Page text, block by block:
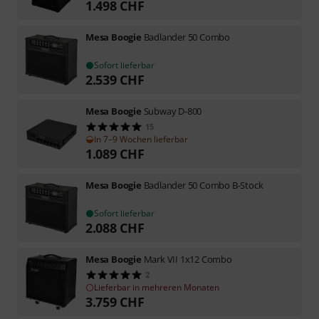
1.498 CHF
Mesa Boogie Badlander 50 Combo
Sofort lieferbar
2.539 CHF
Mesa Boogie Subway D-800
15
In 7–9 Wochen lieferbar
1.089 CHF
Mesa Boogie Badlander 50 Combo B-Stock
Sofort lieferbar
2.088 CHF
Mesa Boogie Mark VII 1x12 Combo
2
Lieferbar in mehreren Monaten
3.759 CHF